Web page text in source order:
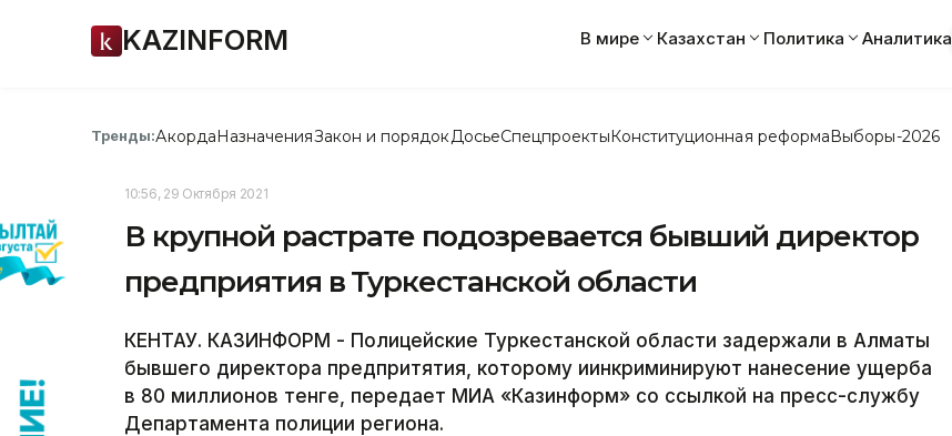
KAZINFORM В мире Казахстан Политика Аналитика
Тренды:АкордаНазначенияЗакон и порядок ДосьеСпецпроектыКонституционная реформаВыборы-2026
10:56, 29 Октября 2021
В крупной растрате подозревается бывший директор
предприятия в Туркестанской области
КЕНТАУ. КАЗИНФОРМ - Полицейские Туркестанской области задержали в Алматы
бывшего директора предпритятия, которому иинкриминируют нанесение ущерба
в 80 миллионов тенге, передает МИА «Казинформ» со ссылкой на пресс-службу
Департамента полиции региона.